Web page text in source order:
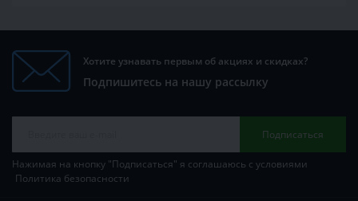
Хотите узнавать первым об акциях и скидках?
Подпишитесь на нашу рассылку
Подписаться
Нажимая на кнопку "Подписаться" я соглашаюсь с условиями
Политика безопасности